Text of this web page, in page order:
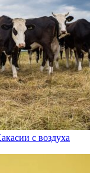
с воздуха